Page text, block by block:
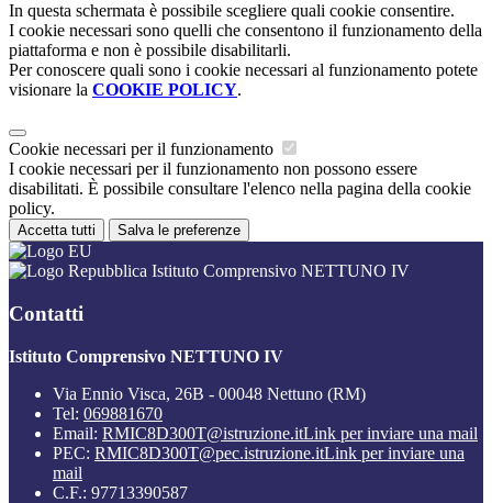
In questa schermata è possibile scegliere quali cookie consentire.
I cookie necessari sono quelli che consentono il funzionamento della
piattaforma e non è possibile disabilitarli.
Per conoscere quali sono i cookie necessari al funzionamento potete
visionare la COOKIE POLICY.
Cookie necessari per il funzionamento
I cookie necessari per il funzionamento non possono essere
disabilitati. È possibile consultare l'elenco nella pagina della cookie
policy.
Accetta tutti Salva le preferenze
Istituto Comprensivo NETTUNO IV
Contatti
Istituto Comprensivo NETTUNO IV
Via Ennio Visca, 26B - 00048 Nettuno (RM)
Tel: 069881670
Email: RMIC8D300T@istruzione.itLink per inviare una mail
PEC: RMIC8D300T@pec.istruzione.itLink per inviare una
mail
C.F.: 97713390587